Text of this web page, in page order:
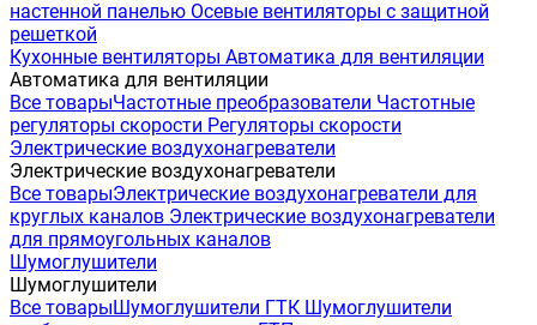
настенной панелью Осевые вентиляторы с защитной
решеткой
Кухонные вентиляторы Автоматика для вентиляции
Автоматика для вентиляции
Все товарыЧастотные преобразователи Частотные
регуляторы скорости Регуляторы скорости
Электрические воздухонагреватели
Электрические воздухонагреватели
Все товарыЭлектрические воздухонагреватели для
круглых каналов Электрические воздухонагреватели
для прямоугольных каналов
Шумоглушители
Шумоглушители
Все товарыШумоглушители ГТК Шумоглушители